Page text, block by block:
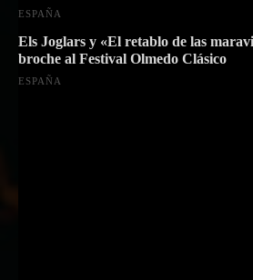
ESPAÑA
Els Joglars y «El retablo de las
broche al Festival Olmedo Clásico
ESPAÑA